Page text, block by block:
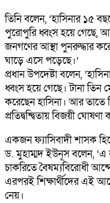
তিনি বলেন, ‘হাসিনার ১৫
পুরোপুরি ধ্বংস হয়ে গেছে,
জনগণের আস্থা পুনরুদ্ধার
ঘাড়ে এসে পড়েছে।’
প্রধান উপদেষ্টা বলেন,
ধ্বংস হয়ে গেছে। টানা তিন
করেছেন হাসিনা। আর তাতে
প্রতিদ্বন্দ্বিতায় বিজয়ী
একজন ফ্যাসিবাদী শাসক
ড. মুহাম্মদ ইউনূস বলেন, ‘এ
চাকরিতে বৈষম্যবিরোধী
এরপরই শিক্ষার্থীদের এই
নেয়।